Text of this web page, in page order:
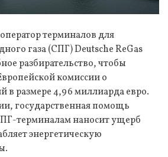
терминалов для
газа (СПГ) Deutsche ReGas
разбирательство, чтобы
комиссии о
в размере 4,96 миллиарда евро.
государственная помощь
терминалам наносит ущерб
энергетическую